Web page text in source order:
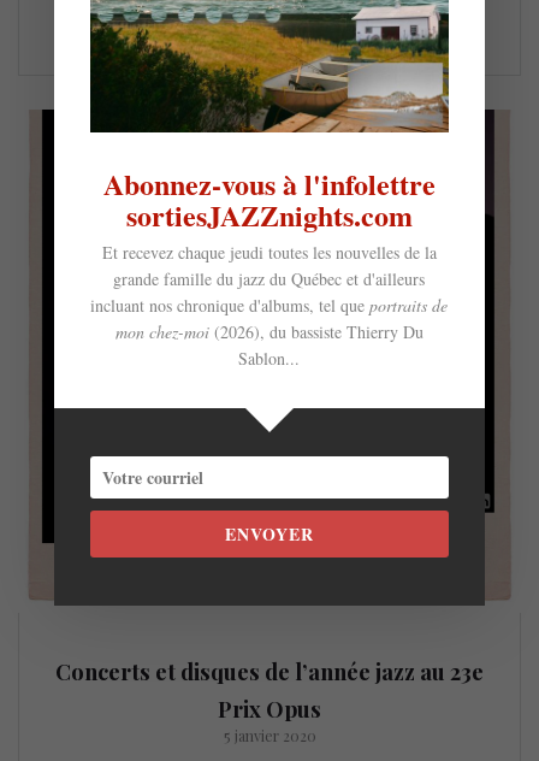
LIRE LA SUITE
Concerts et disques de l’année jazz au 23e
Prix Opus
5 janvier 2020
Abonnez-vous à l'infolettre
sortiesJAZZnights.com
Et recevez chaque jeudi toutes les nouvelles de la
grande famille du jazz du Québec et d'ailleurs
incluant nos chronique d'albums, tel queportraits de
mon chez-moi (2026), du bassiste Thierry Du
Sablon...
ENVOYER